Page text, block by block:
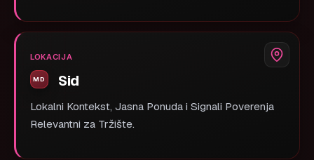
LOKACIJA
Sid
Lokalni Kontekst, Jasna Ponuda i Signali Poverenja
Relevantni za Tržište.